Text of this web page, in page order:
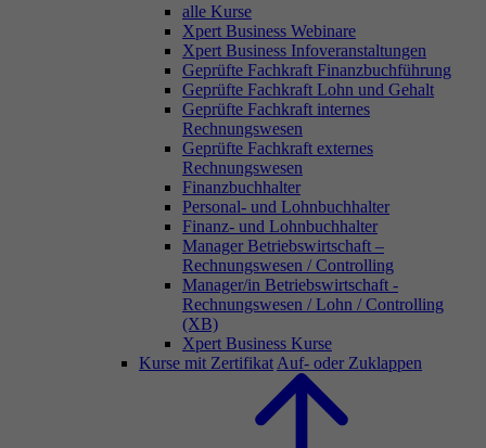
alle Kurse
Xpert Business Webinare
Xpert Business Infoveranstaltungen
Geprüfte Fachkraft Finanzbuchführung
Geprüfte Fachkraft Lohn und Gehalt
Geprüfte Fachkraft internes
Rechnungswesen
Geprüfte Fachkraft externes
Rechnungswesen
Finanzbuchhalter
Personal- und Lohnbuchhalter
Finanz- und Lohnbuchhalter
Manager Betriebswirtschaft –
Rechnungswesen / Controlling
Manager/in Betriebswirtschaft -
Rechnungswesen / Lohn / Controlling
(XB)
Xpert Business Kurse
Kurse mit Zertifikat Auf- oder Zuklappen